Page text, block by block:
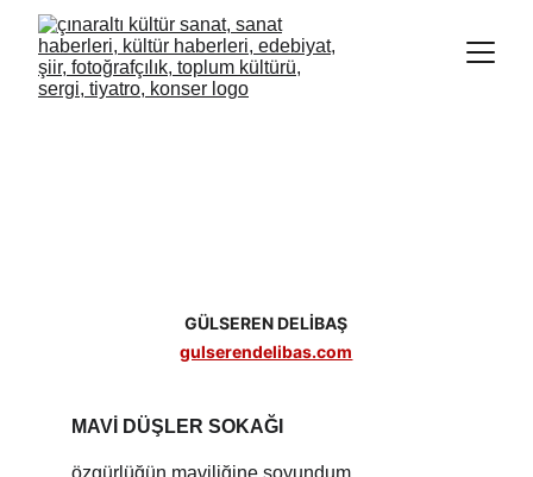
MAVİ DÜŞLER SOKAĞI
özgürlüğün maviliğine soyundum
GÜLSEREN DELİBAŞ
gulserendelibas.com